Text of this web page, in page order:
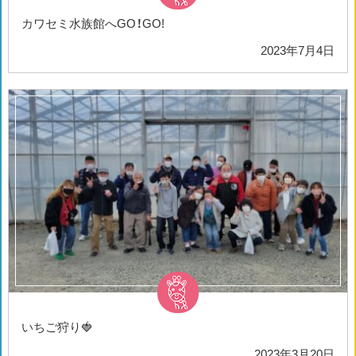
カワセミ水族館へGO！GO!
2023年7月4日
いちご狩り🍓